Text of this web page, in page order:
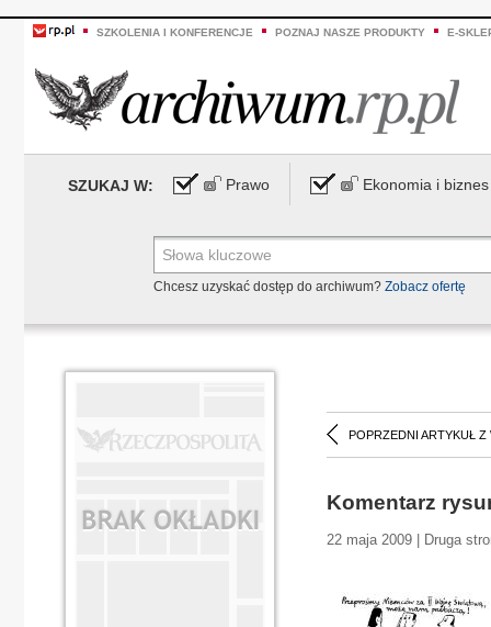
SZKOLENIA I KONFERENCJE POZNAJ NASZE PRODUKTY E-
SZUKAJ W: Prawo Ekonomia i biznes
Chcesz uzyskać dostęp do archiwum? Zobacz ofertę
POPRZEDNI ARTYKUŁ Z
Komentarz
22 maja 2009 | Druga